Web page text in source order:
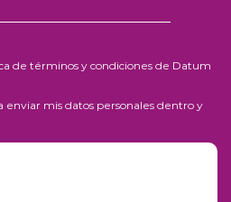
de términos y condiciones de Datum
mis datos personales dentro y